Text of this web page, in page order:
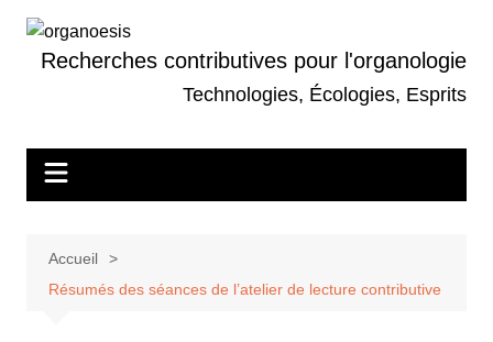
contenuRecherches contributives pour l'organologie
Technologies, Écologies, Esprits
Accueil
Résumés des séances de l’atelier de lecture contributive